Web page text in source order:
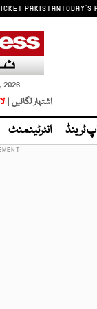
PAKISTANTODAY'S
2026
اشتہار لگائیں |
ٹرینڈ انٹرٹینمنٹ